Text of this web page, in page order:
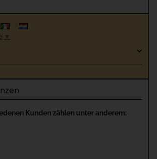
▼
Kunden zählen unter anderem: